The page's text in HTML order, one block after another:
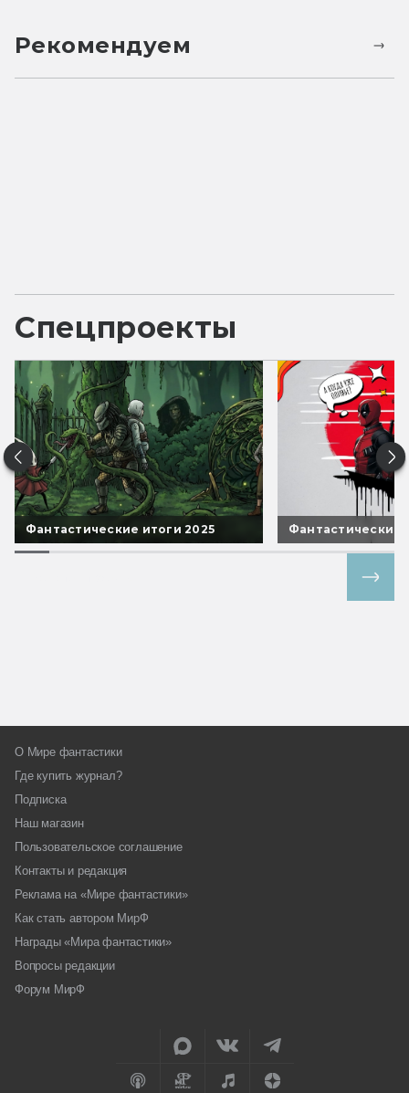
Рекомендуем
Спецпроекты
Фантастические итоги 2025 Фантастические
О Мире фантастики
Где купить журнал?
Подписка
Наш магазин
Пользовательское соглашение
Контакты и редакция
Реклама на «Мире фантастики»
Как стать автором МирФ
Награды «Мира фантастики»
Вопросы редакции
Форум МирФ